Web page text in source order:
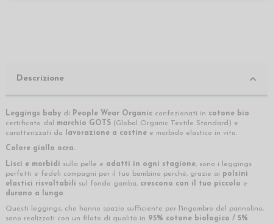
Descrizione
Leggings baby di People Wear Organic confezionati in cotone bio
certificato dal marchio GOTS (Global Organic Textile Standard) e
caratterizzati da
lavorazione a costine e morbido elastico in vita.
Colore giallo ocra.
Lisci e morbidi sulla pelle e adatti in ogni stagione, sono i leggings
perfetti e fedeli compagni per il tuo bambino perché, grazie ai polsini
elastici risvoltabili sul fondo gamba, crescono con il tuo piccolo e
durano a lungo.
Questi leggings, che hanno spazio sufficiente per l'ingombro del pannolino,
sono realizzati con un filato di qualità in 95% cotone biologico / 5%